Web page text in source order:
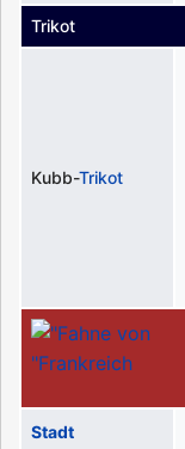
Trikot
Kubb-Trikot
Stadt